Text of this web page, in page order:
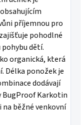
příjemnou pro
pohodlné
dětí.
organická, která
Délka ponožek je
dodávají
BugProof Karkotin
na běžné venkovní